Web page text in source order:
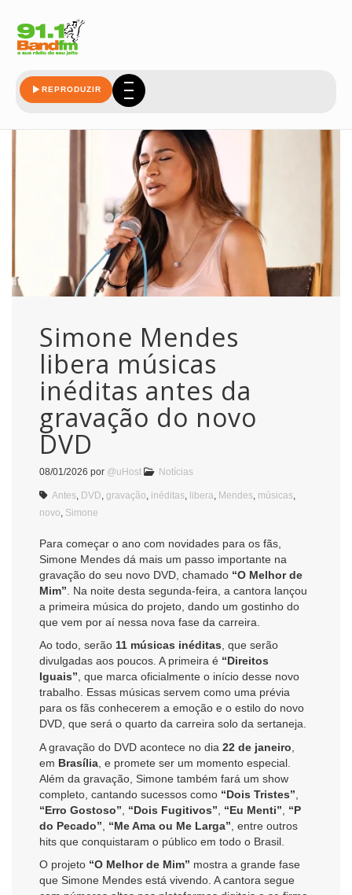
REPRODUZIR
Simone Mendes
libera músicas
inéditas antes da
gravação do novo
DVD
08/01/2026 por @uHost Notícias
Antes DVD gravação inéditas libera Mendes músicas
novo Simone
Para começar o ano com novidades para os fãs,
Simone Mendes dá mais um passo importante na
gravação do seu novo DVD, chamado “O Melhor de
Mim” . Na noite desta segunda-feira, a cantora lançou
a primeira música do projeto, dando um gostinho do
que vem por aí nessa nova fase da carreira.
Ao todo, serão 11 músicas inéditas , que serão
divulgadas aos poucos. A primeira é “Direitos
Iguais” , que marca oficialmente o início desse novo
trabalho. Essas músicas servem como uma prévia
para os fãs conhecerem a emoção e o estilo do novo
DVD, que será o quarto da carreira solo da sertaneja.
A gravação do DVD acontece no dia 22 de janeiro
em Brasília , e promete ser um momento especial.
Além da gravação, Simone também fará um show
completo, cantando sucessos como “Dois Tristes”
“Erro Gostoso”
“Dois Fugitivos” “Eu Menti”
“P
do Pecado”
“Me Ama ou Me Larga” , entre outros
hits que conquistaram o público em todo o Brasil.
O projeto “O Melhor de Mim” mostra a grande fase
que Simone Mendes está vivendo. A cantora segue